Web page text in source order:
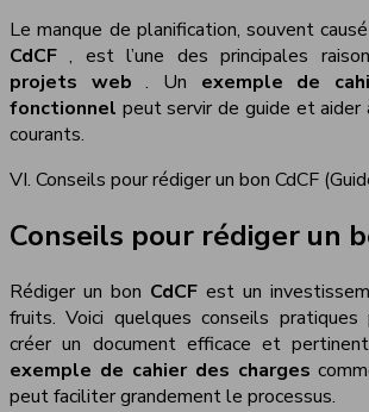
Le manque de planification, souvent causé
CdCF, est l’une des principales
projets web. Un exemple de
fonctionnel peut servir de guide et
courants.
VI. Conseils pour rédiger un bon CdCF
Conseils pour rédiger un
Rédiger un bon CdCF est un
fruits. Voici quelques conseils
créer un document efficace et
exemple de cahier des charges
peut faciliter grandement le processus.